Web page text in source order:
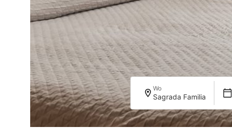
Wo
Sagrada Familia